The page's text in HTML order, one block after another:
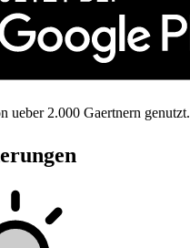
ueber 2.000 Gaertnern genutzt.